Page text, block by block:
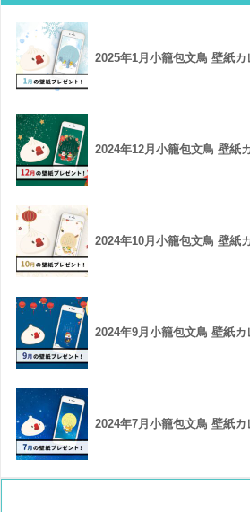
2025年1月小籠包文鳥 壁紙カ
2024年12月小籠包文鳥 壁紙
2024年10月小籠包文鳥 壁紙
2024年9月小籠包文鳥 壁紙カ
2024年7月小籠包文鳥 壁紙カ